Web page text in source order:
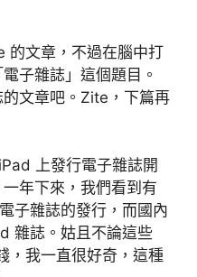
的文章，不過在腦中打
子雜誌」這個題目。
文章吧。Zite，下篇再
上發行電子雜誌開
年下來，我們看到有
子雜誌的發行，而國內
雜誌。姑且不論這些
，我一直很好奇，這種